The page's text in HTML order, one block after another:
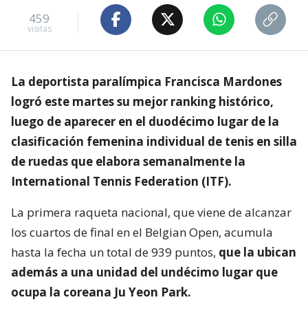
459
visitas
La deportista paralímpica Francisca Mardones
logró este martes su mejor ranking histórico,
luego de aparecer en el duodécimo lugar de la
clasificación femenina individual de tenis en silla
de ruedas que elabora semanalmente la
International Tennis Federation (ITF).
La primera raqueta nacional, que viene de alcanzar
los cuartos de final en el Belgian Open, acumula
hasta la fecha un total de 939 puntos, que la ubican
además a una unidad del undécimo lugar que
ocupa la coreana Ju Yeon Park.